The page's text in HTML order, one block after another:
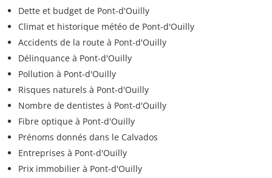
Dette et budget de Pont-d'Ouilly
Climat et historique météo de Pont-d'Ouilly
Accidents de la route à Pont-d'Ouilly
Délinquance à Pont-d'Ouilly
Pollution à Pont-d'Ouilly
Risques naturels à Pont-d'Ouilly
Nombre de dentistes à Pont-d'Ouilly
Fibre optique à Pont-d'Ouilly
Prénoms donnés dans le Calvados
Entreprises à Pont-d'Ouilly
Prix immobilier à Pont-d'Ouilly